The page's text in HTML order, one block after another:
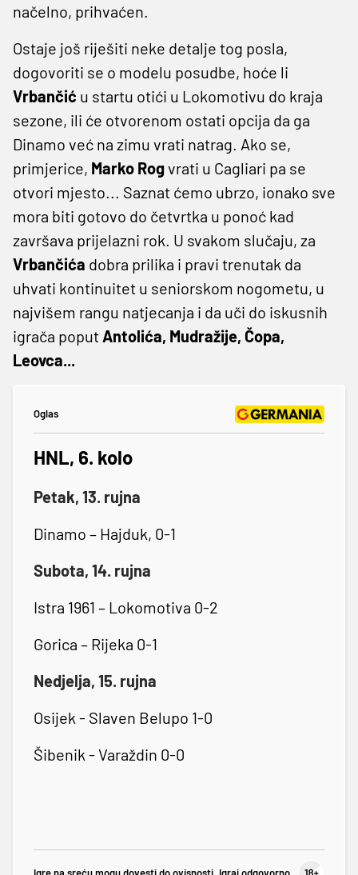
načelno, prihvaćen.
Ostaje još riješiti neke detalje tog posla,
dogovoriti se o modelu posudbe, hoće li
Vrbančić u startu otići u Lokomotivu do kraja
sezone, ili će otvorenom ostati opcija da ga
Dinamo već na zimu vrati natrag. Ako se,
primjerice, Marko Rogvrati u Cagliari pa se
otvori mjesto... Saznat ćemo ubrzo, ionako sve
mora biti gotovo do četvrtka u ponoć kad
završava prijelazni rok. U svakom slučaju, za
Vrbančića dobra prilika i pravi trenutak da
uhvati kontinuitet u seniorskom nogometu, u
najvišem rangu natjecanja i da uči do iskusnih
igrača poput Antolića, Mudražije, Čopa,
Leovca...
Oglas
HNL, 6. kolo
Petak, 13. rujna
Dinamo – Hajduk, 0-1
Subota, 14. rujna
Istra 1961 – Lokomotiva 0-2
Gorica – Rijeka 0-1
Nedjelja, 15. rujna
Osijek - Slaven Belupo 1-0
Šibenik - Varaždin 0-0